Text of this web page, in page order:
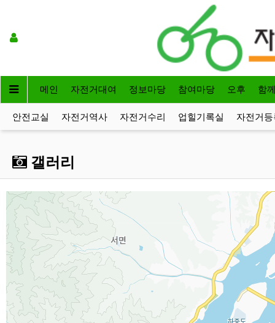
메인 자전거대여 정보마당 참여마당 오후 함
안전교실 자전거역사 자전거수리 업힐기록실 자전거
갤러리